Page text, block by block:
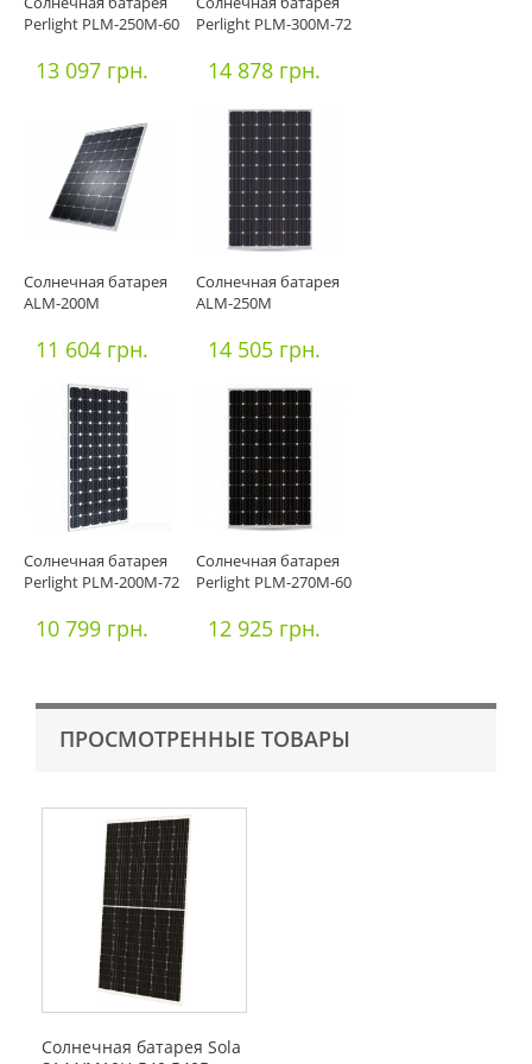
Perlight PLM-250М-60
13 097 грн.
Perlight PLM-300М-72
14 878 грн.
Солнечная батарея
ALM-200M
11 604 грн.
Солнечная батарея
ALM-250M
14 505 грн.
Солнечная батарея
Perlight PLM-200М-72
10 799 грн.
Солнечная батарея
Perlight PLM-270М-60
12 925 грн.
ПРОСМОТРЕННЫЕ ТОВАРЫ
Солнечная батарея Sola